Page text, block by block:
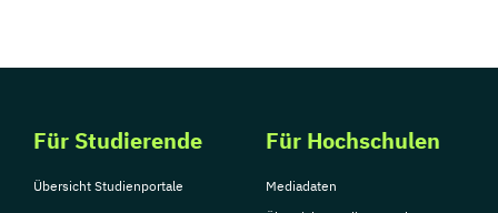
Für Studierende
Übersicht Studienportale
Für Hochschulen
Mediadaten